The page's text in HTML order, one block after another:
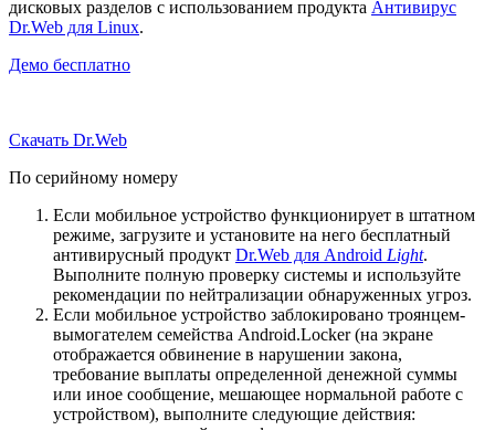
дисковых разделов с использованием продукта Антивирус
Dr.Web для Linux.
Демо бесплатно
Скачать Dr.Web
По серийному номеру
Если мобильное устройство функционирует в штатном
режиме, загрузите и установите на него бесплатный
антивирусный продукт Dr.Web для Android Light.
Выполните полную проверку системы и используйте
рекомендации по нейтрализации обнаруженных угроз.
Если мобильное устройство заблокировано троянцем-
вымогателем семейства Android.Locker (на экране
отображается обвинение в нарушении закона,
требование выплаты определенной денежной суммы
или иное сообщение, мешающее нормальной работе с
устройством), выполните следующие действия: